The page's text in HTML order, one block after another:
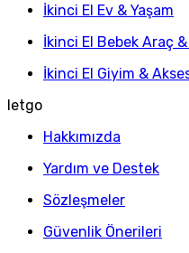
İkinci El Ev & Yaşam
İkinci El Bebek Araç
İkinci El Giyim &
letgo
Hakkımızda
Yardım ve Destek
Sözleşmeler
Güvenlik Önerileri